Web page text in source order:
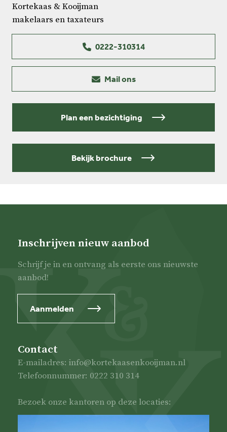
Kortekaas & Kooijman
makelaars en taxateurs
0222-310314
Mail ons
Plan een bezichtiging
Bekijk brochure
Inschrijven nieuw aanbod
Schrijf je in en ontvang als eerste ons nieuwste
aanbod!
Aanmelden
Contact
E-mailadres: info@kortekaasenkooijman.nl
Telefoonnummer: 0222 310 314
Bezoek onze kantoren op deze locaties: